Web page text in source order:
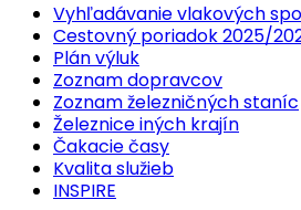
Vyhľadávanie vlakových
Cestovný poriadok 2025/
Plán výluk
Zoznam dopravcov
Zoznam železničných staníc
Železnice iných krajín
Čakacie časy
Kvalita služieb
INSPIRE